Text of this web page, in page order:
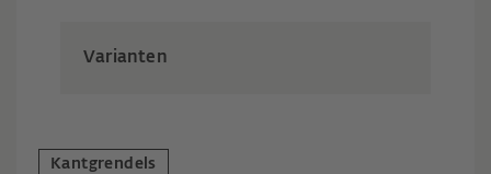
Varianten
Kantgrendels